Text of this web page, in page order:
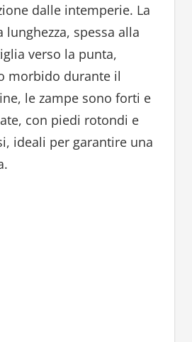
dalle intemperie. La
lunghezza, spessa alla
verso la punta,
morbido durante il
le zampe sono forti e
con piedi rotondi e
ideali per garantire una